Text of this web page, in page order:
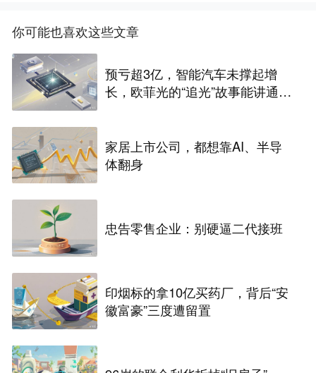
你可能也喜欢这些文章
预亏超3亿，智能汽车未撑起增
长，欧菲光的“追光”故事能讲通
家居上市公司，都想靠AI、半导
体翻身
忠告零售企业：别硬逼二代接班
印烟标的拿10亿买药厂，背后“安
徽富豪”三度遭留置